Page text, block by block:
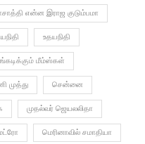
என்ன இராஜ குடும்பமா
உதயநிதி
மீம்ஸ்கள்
முத்து சென்னை
முதல்வர் ஜெயலலிதா
மெரினாவில் சமாதியா